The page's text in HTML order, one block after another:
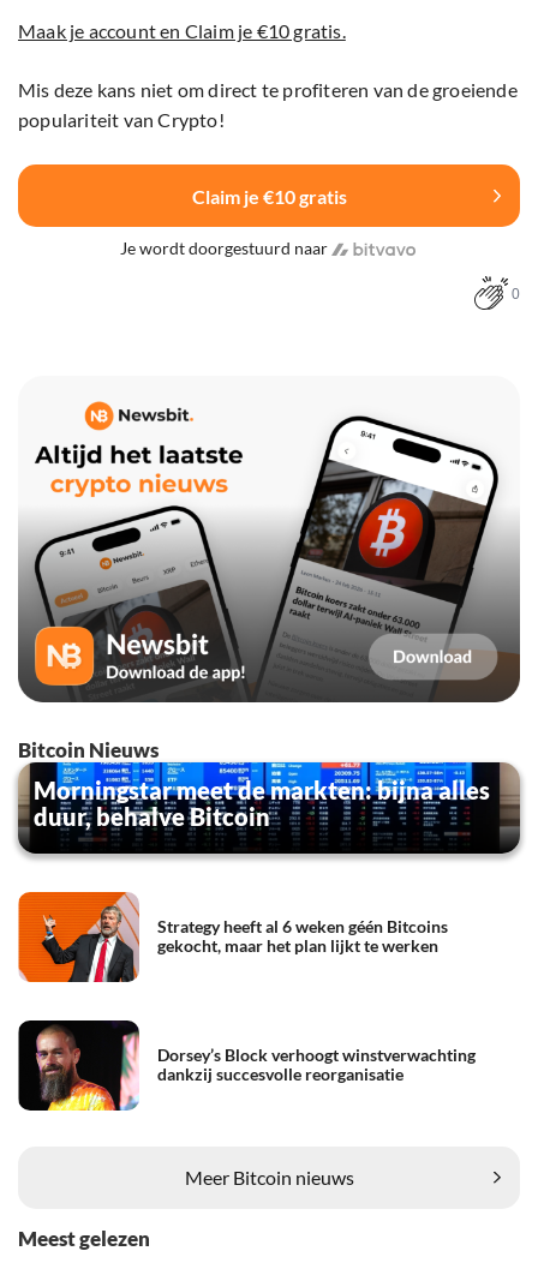
Maak je account en Claim je €10 gratis.
Mis deze kans niet om direct te profiteren van de groeiende
populariteit van Crypto!
Claim je €10 gratis
Je wordt doorgestuurd naar
0
Bitcoin Nieuws
Morningstar meet de markten: bijna alles
duur, behalve Bitcoin
Strategy heeft al 6 weken géén Bitcoins
gekocht, maar het plan lijkt te werken
Dorsey’s Block verhoogt winstverwachting
dankzij succesvolle reorganisatie
Meer Bitcoin nieuws
Meest gelezen